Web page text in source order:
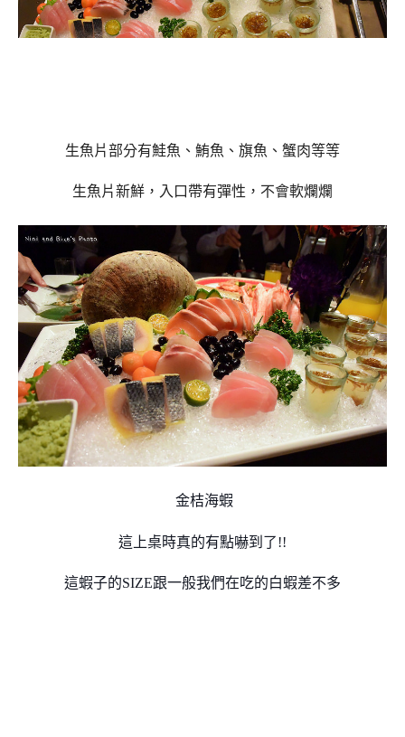
生魚片部分有鮭魚、鮪魚、旗魚、蟹肉等等
生魚片新鮮，入口帶有彈性，不會軟爛爛
金桔海蝦
這上桌時真的有點嚇到了!!
這蝦子的SIZE跟一般我們在吃的白蝦差不多